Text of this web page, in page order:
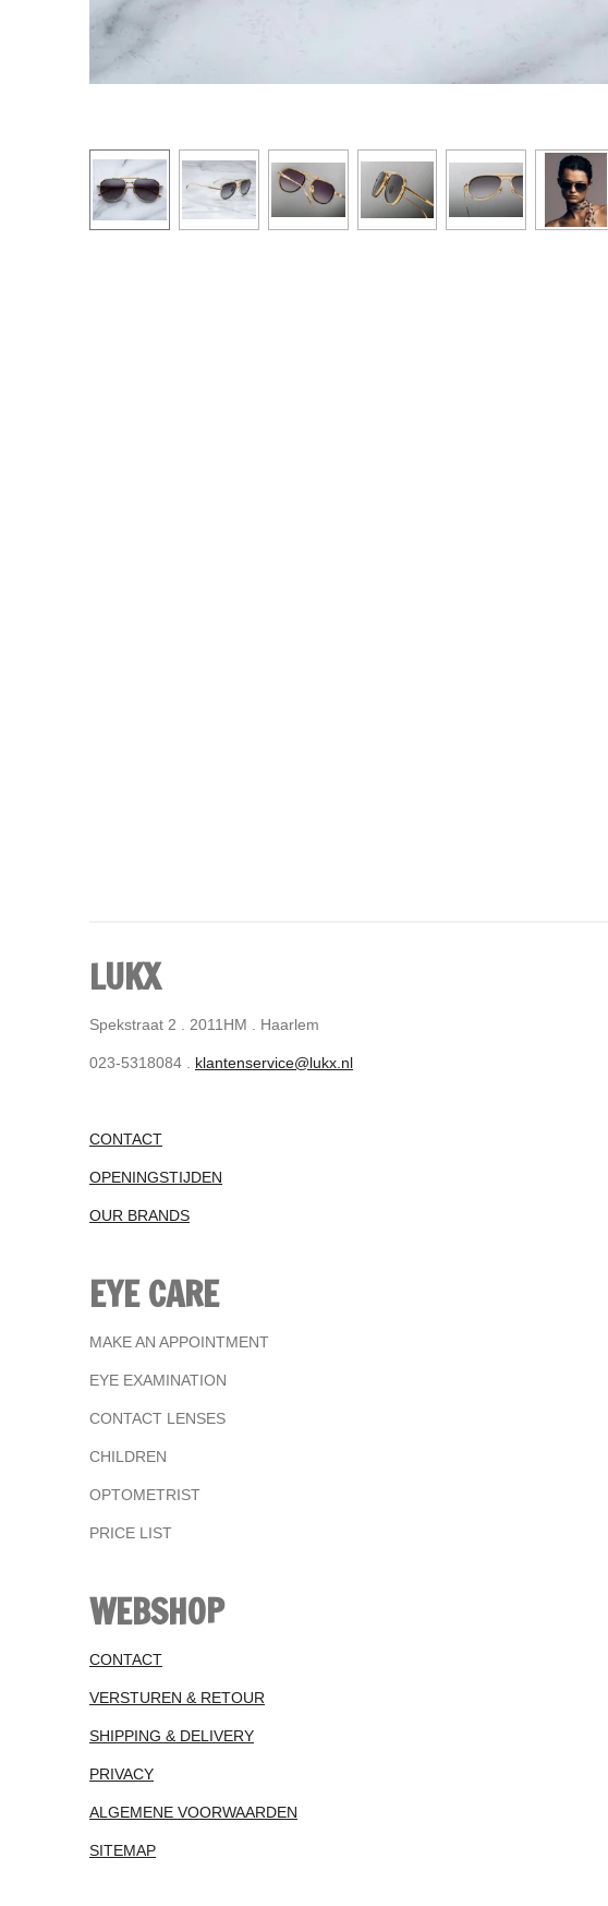
LUKX
Spekstraat 2 . 2011HM . Haarlem
023-5318084 . klantenservice@lukx.nl
CONTACT
OPENINGSTIJDEN
OUR BRANDS
EYE CARE
MAKE AN APPOINTMENT
EYE EXAMINATION
CONTACT LENSES
CHILDREN
OPTOMETRIST
PRICE LIST
WEBSHOP
CONTACT
VERSTUREN & RETOUR
SHIPPING & DELIVERY
PRIVACY
ALGEMENE VOORWAARDEN
SITEMAP